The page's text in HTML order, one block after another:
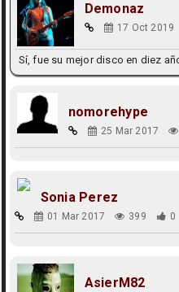
Demonaz
17 Oct 2019
Sí, fue su mejor disco en diez
nomorehype
25 Mar 2017
Sonia Perez
01 Mar 2017 399 0
AsierM82